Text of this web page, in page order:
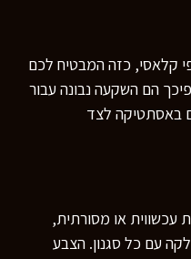
קלאסי, כזה המבטיח לכם
הם השקעה נבונה עבור
באסתטיקה לצד
עכשווית או מסורתית,
עם כל סגנון. הצבע